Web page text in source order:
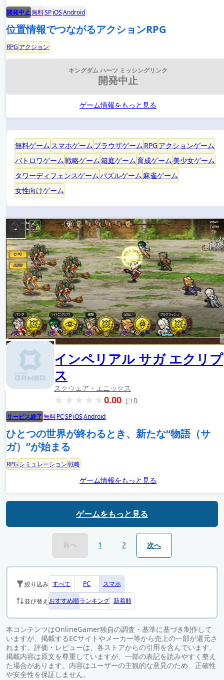
開発中止無料SPiOSAndroid
位置情報でつながるアクションRPG
RPG アクション
キングダム ハーツ ミッシングリンク
開発中止
ゲーム情報をもっと見る
無料ゲーム スマホゲーム ブラウザゲーム RPGアクションゲーム
バトロワゲーム戦略ゲーム箱庭ゲーム育成ゲーム 美少女ゲーム
タワーディフェンスゲームパズルゲーム 麻雀ゲーム
女性向けゲーム
インペリアル サガ エクリプ
ス
スクウェア・エニックス
0.00 0
-
サービス終了無料PCSPiOSAndroid
ひとつの世界が終わるとき、新たな“物語（サ
ガ）”が始まる
RPG シミュレーション戦略
ゲーム情報をもっと見る
ゲームをもっと見る
前へ 1 2 次へ
絞り込み すべて PC スマホ
並び替え おすすめ順ランキング 新着順
本コンテンツはOnlineGamer独自の調査・基準に基づき制作して
いますが、掲載するECサイトやメーカー等から売上の一部が還元さ
れます。評価・レビューは、各ストアからの引用を含んでいます。
掲載内容は原文を尊重していますが、一部の表記を読みやすく整え
た場合があります。内容はユーザーの主観的な意見のため、正確性
や安全性を保証しません。